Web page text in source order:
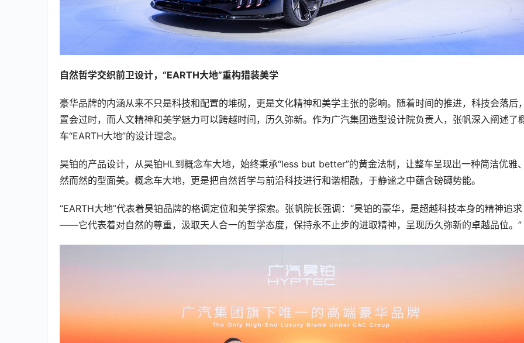
自然哲学交织前卫设计，“EARTH大地”重构猎装美学
豪华品牌的内涵从来不只是科技和配置的堆砌，更是文化精神和美学主张的影响。随着时间的推进，科技会落后
置会过时，而人文精神和美学魅力可以跨越时间，历久弥新。作为广汽集团造型设计院负责人，张帆深入阐述了
车“EARTH大地”的设计理念。
昊铂的产品设计，从昊铂HL到概念车大地，始终秉承“less but better”的黄金法制，让整车呈现出一种简洁优雅
然而然的型面美。概念车大地，更是把自然哲学与前沿科技进行和谐相融，于静谧之中蕴含磅礴势能。
“EARTH大地”代表着昊铂品牌的格调定位和美学探索。张帆院长强调：“昊铂的豪华，是超越科技本身的精神追求
——它代表着对自然的尊重，汲取天人合一的哲学态度，保持永不止步的进取精神，呈现历久弥新的卓越品位。”